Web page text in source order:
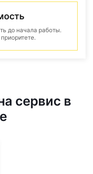
до начала работы.
сервис в